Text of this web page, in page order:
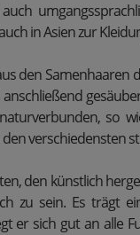
in Asien zur
den Samenhaaren
so
verschiedensten
den künstlich
zu sein. Es trägt
er sich gut an alle